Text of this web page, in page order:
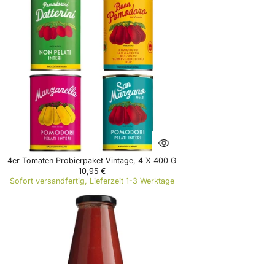
I
C
€
4er Tomaten Probierpaket Vintage, 4 X 400 G
R
E
G
U
L
10,95 €
Sofort versandfertig, Lieferzeit 1-3 Werktage